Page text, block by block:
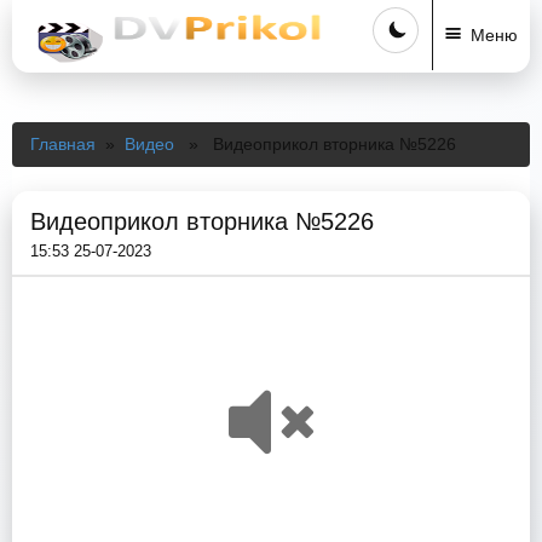
Меню
Главная » Видео » Видеоприкол вторника №5226
Видеоприкол вторника №5226
15:53 25-07-2023